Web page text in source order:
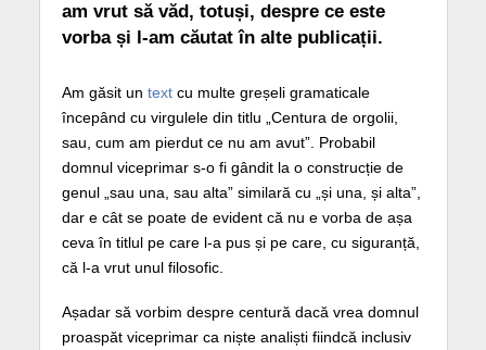
am vrut să văd, totuși, despre ce este
vorba și l-am căutat în alte publicații.
Am găsit un textcu multe greșeli gramaticale
începând cu virgulele din titlu „Centura de orgolii,
sau, cum am pierdut ce nu am avut”. Probabil
domnul viceprimar s-o fi gândit la o construcție de
genul „sau una, sau alta” similară cu „și una, și alta”,
dar e cât se poate de evident că nu e vorba de așa
ceva în titlul pe care l-a pus și pe care, cu siguranță,
că l-a vrut unul filosofic.
Așadar să vorbim despre centură dacă vrea domnul
proaspăt viceprimar ca niște analiști fiindcă inclusiv